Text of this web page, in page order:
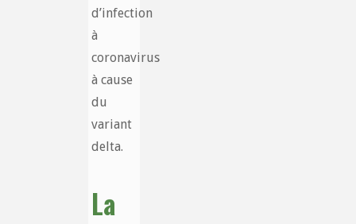
d’infection
à
coronavirus
à cause
du
variant
delta.
La